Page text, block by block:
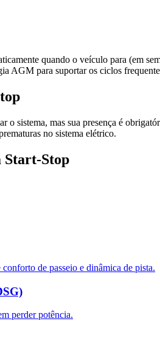
quando o veículo para (em
AGM para suportar os ciclos
sistema, mas sua presença é
no sistema elétrico.
Start-Stop
de passeio e dinâmica de pista.
perder potência.